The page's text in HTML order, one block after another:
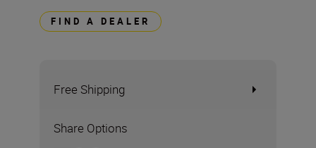
FIND A DEALER
Free Shipping
Share Options